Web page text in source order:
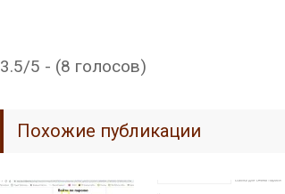
3.5/5 - (8 голосов)
Похожие публикации